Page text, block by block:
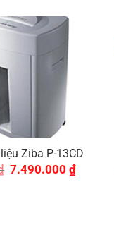
Ziba P-13CD
Giá
gốc
7.490.000₫Giá